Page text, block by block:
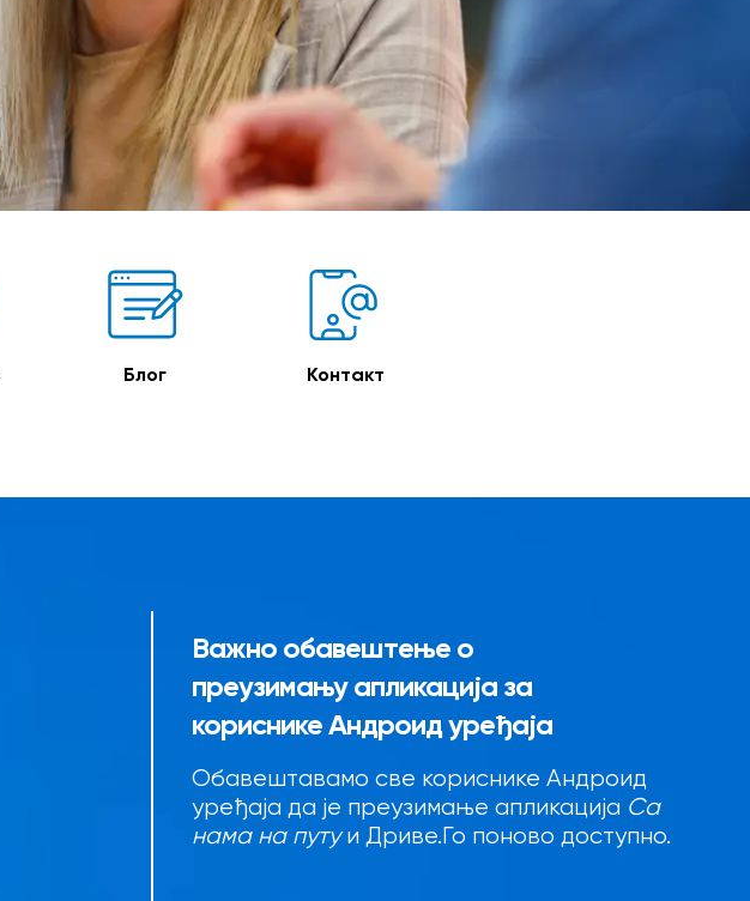
Блог Контакт
Важно обавештење о
преузимању апликација за
кориснике Андроид уређаја
Обавештавамо све кориснике Андроид
уређаја да је преузимање апликација Са
нама на путуи Дриве.Го поново доступно.